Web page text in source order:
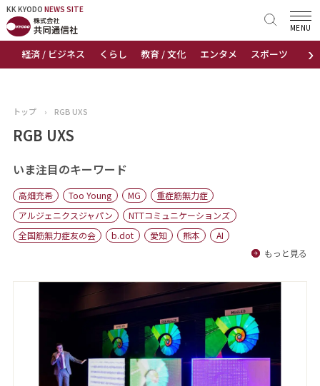
KK KYODO NEWS SITE
›
経済 / ビジネス くらし 教育 / 文化 エンタメ スポーツ 地域
MENU
KK KYODONEWS SITE
トップページ
ニュース
おすすめコンテンツ
出版物
会社概要
トップ › RGB UXS
RGB UXS
いま注目のキーワード
高畑充希 Too Young MG
重症筋無力症
アルジェニクスジャパン
NTTコミュニケーションズ
全国筋無力症友の会
b.dot 愛知 熊本
AI
もっと見る